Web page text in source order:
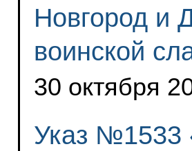
Новгород и
воинской
30 октября
Указ №1533